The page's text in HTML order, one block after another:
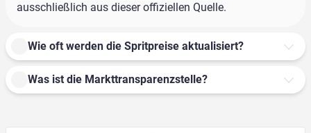
ausschließlich aus dieser offiziellen Quelle.
Wie oft werden die Spritpreise aktualisiert?
Was ist die Markttransparenzstelle?